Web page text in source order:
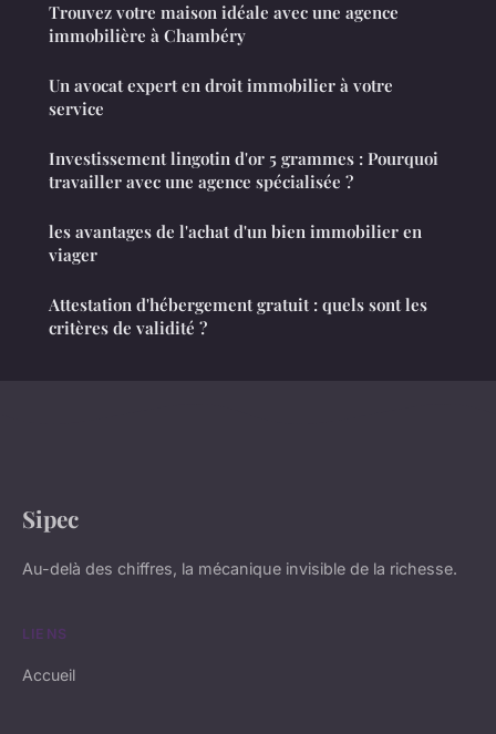
Trouvez votre maison idéale avec une agence
immobilière à Chambéry
Un avocat expert en droit immobilier à votre
service
Investissement lingotin d'or 5 grammes : Pourquoi
travailler avec une agence spécialisée ?
les avantages de l'achat d'un bien immobilier en
viager
Attestation d'hébergement gratuit : quels sont les
critères de validité ?
Sipec
Au-delà des chiffres, la mécanique invisible de la richesse.
LIENS
Accueil